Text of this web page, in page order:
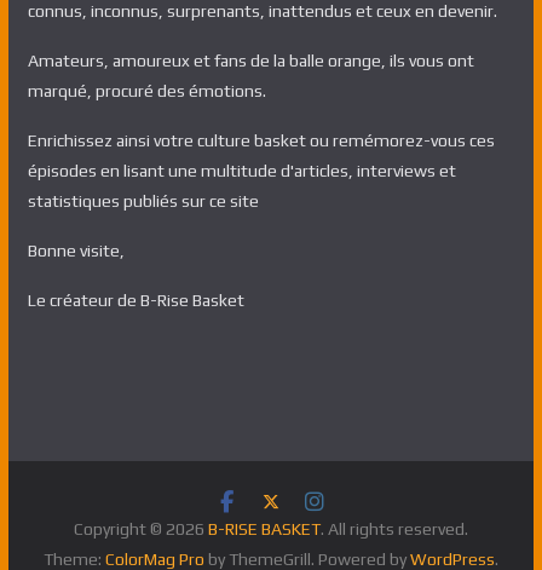
connus, inconnus, surprenants, inattendus et ceux en devenir.
Amateurs, amoureux et fans de la balle orange, ils vous ont
marqué, procuré des émotions.
Enrichissez ainsi votre culture basket ou remémorez-vous ces
épisodes en lisant une multitude d'articles, interviews et
statistiques publiés sur ce site
Bonne visite,
Le créateur de B-Rise Basket
Copyright © 2026 B-RISE BASKET. All rights reserved.
Theme: ColorMag Pro by ThemeGrill. Powered byWordPress.